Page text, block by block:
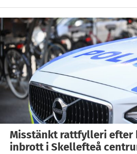
Misstänkt rattfylleri efter
inbrott i Skellefteå